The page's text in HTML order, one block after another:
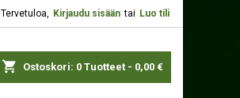
Tervetuloa, Kirjaudu sisään tai Luo tili
shopping_cart Ostoskori: 0 Tuotteet - 0,00 €